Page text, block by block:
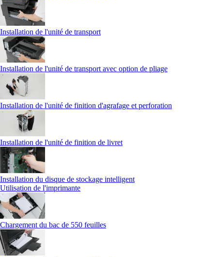
Installation de l'unité de transport
Installation de l'unité de transport avec option de pliage
Installation de l'unité de finition d'agrafage et perforation
Installation de l'unité de finition de livret
Installation du disque de stockage intelligent
Utilisation de l'imprimante
Chargement du bac de 550 feuilles